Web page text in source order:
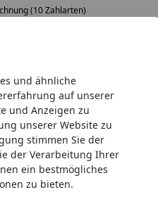
und ähnliche
auf unserer
und Anzeigen zu
unserer Website zu
stimmen Sie der
der Verarbeitung Ihrer
ein bestmögliches
zu bieten.
(10 Zahlarten)
Rutschen